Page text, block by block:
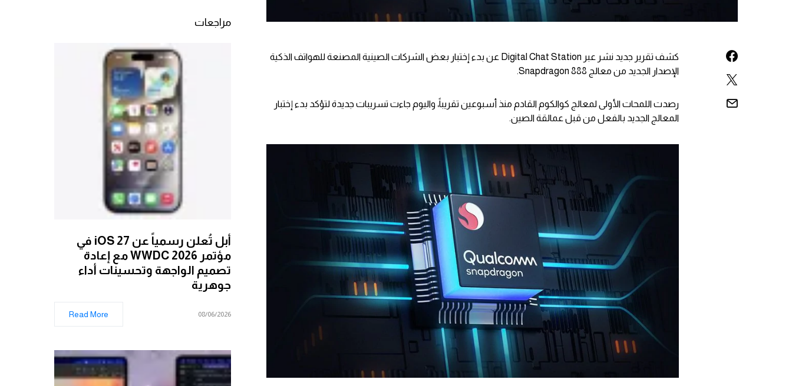
كشف تقرير جديد نشر عبر Digital Chat Station عن بدء إختبار بعض الشركات الصينية المصنعة للهواتف الذكية
الإصدار الجديد من معالج Snapdragon 888.
رصدت اللمحات الأولى لمعالج كوالكوم القادم منذ أسبوعين تقريباً، واليوم جاءت تسريبات جديدة لتؤكد بدء إختبار
المعالج الجديد بالفعل من قبل عمالقة الصين.
مراجعات
أبل تُعلن رسمياً عن iOS 27 في
مؤتمر WWDC 2026 مع إعادة
تصميم الواجهة وتحسينات أداء
جوهرية
08/06/2026
Read More